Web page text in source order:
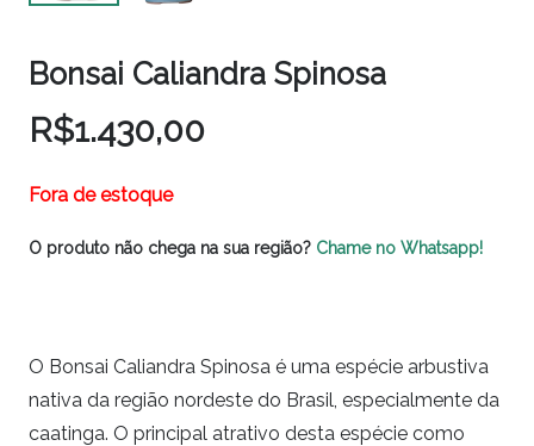
Bonsai Caliandra Spinosa
R$1.430,00
Fora de estoque
O produto não chega na sua região? Chame no Whatsapp!
O Bonsai Caliandra Spinosa é uma espécie arbustiva
nativa da região nordeste do Brasil, especialmente da
caatinga. O principal atrativo desta espécie como